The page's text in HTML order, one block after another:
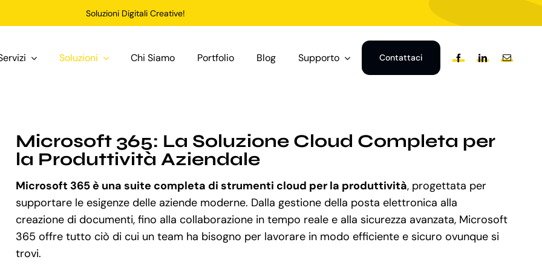
Soluzioni Digitali Creative!
Soluzioni Chi Siamo Portfolio Blog Supporto Contattaci
Microsoft 365: La Soluzione Cloud Completa per
la Produttività Aziendale
Microsoft 365 è una suite completa di strumenti cloud per la produttività, progettata per
supportare le esigenze delle aziende moderne. Dalla gestione della posta elettronica alla
creazione di documenti, fino alla collaborazione in tempo reale e alla sicurezza avanzata, Microsoft
365 offre tutto ciò di cui un team ha bisogno per lavorare in modo efficiente e sicuro ovunque si
trovi.